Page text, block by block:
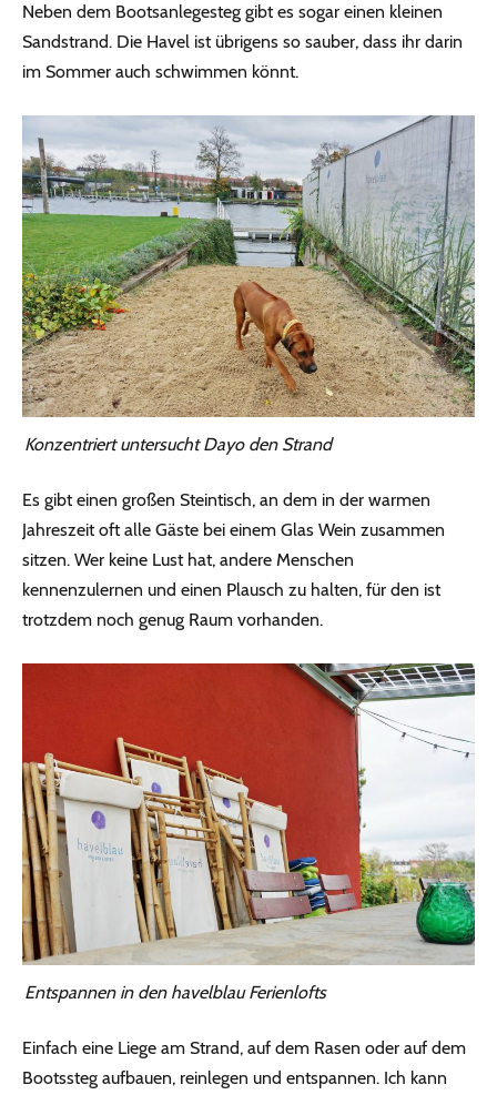
Neben dem Bootsanlegesteg gibt es sogar einen kleinen
Sandstrand. Die Havel ist übrigens so sauber, dass ihr darin
im Sommer auch schwimmen könnt.
Konzentriert untersucht Dayo den Strand
Es gibt einen großen Steintisch, an dem in der warmen
Jahreszeit oft alle Gäste bei einem Glas Wein zusammen
sitzen. Wer keine Lust hat, andere Menschen
kennenzulernen und einen Plausch zu halten, für den ist
trotzdem noch genug Raum vorhanden.
Entspannen in den havelblau Ferienlofts
Einfach eine Liege am Strand, auf dem Rasen oder auf dem
Bootssteg aufbauen, reinlegen und entspannen. Ich kann